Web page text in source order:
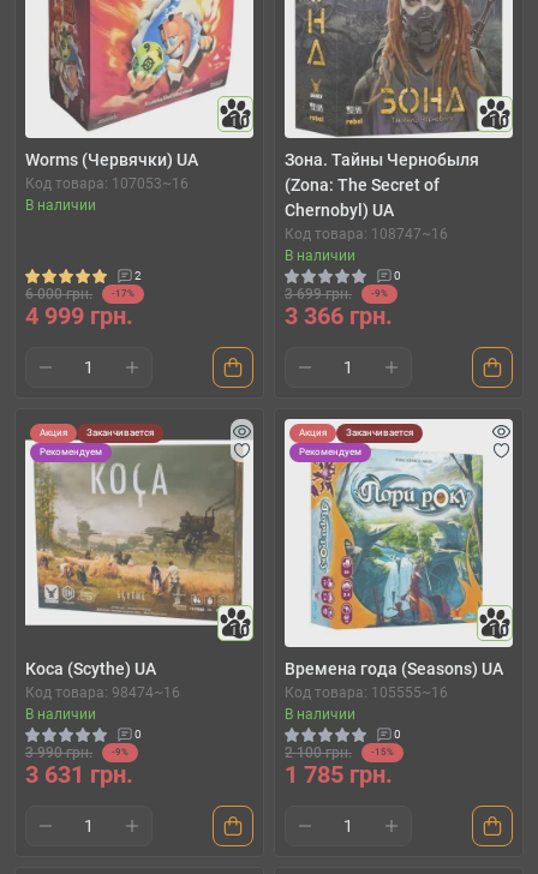
10
Worms (Червячки) UA
Код товара: 107053~16
В наличии
2
6 000 грн. -17%
4 999 грн.
10
Зона. Тайны Чернобыля
(Zona: The Secret of
Chernobyl) UA
Код товара: 108747~16
В наличии
0
3 699 грн. -9%
3 366 грн.
Акция
Заканчивается
Рекомендуем
10
Коса (Scythe) UA
Код товара: 98474~16
В наличии
0
3 990 грн. -9%
3 631 грн.
Акция
Заканчивается
Рекомендуем
10
Времена года (Seasons) UA
Код товара: 105555~16
В наличии
0
2 100 грн. -15%
1 785 грн.